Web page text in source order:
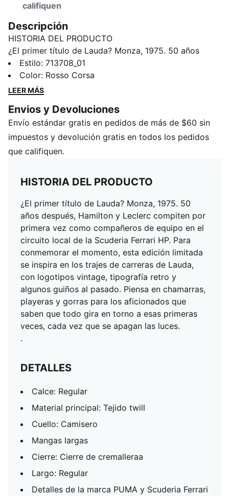
califiquen
Descripción
HISTORIA DEL PRODUCTO
¿El primer título de Lauda? Monza, 1975. 50 años
después, Hamilton y Leclerc compiten por primera vez
como compañeros de equipo en el circuito local de la
Scuderia Ferrari HP. Para conmemorar el momento,
carreras de Lauda, con logotipos vintage, tipografía
retro y algunos guiños al pasado. Piensa en
chamarras, playeras y gorras para los aficionados que
saben que todo gira en torno a esas primeras veces,
Calce: Regular
Material principal: Tejido twill
Cuello: Camisero
Mangas largas
Cierre: Cierre de cremalleraa
Largo: Regular
Detalles de la marca PUMA y Scuderia Ferrari HP
Estilo: 713708_01
Color: Rosso Corsa
LEER MÁS
Envios y Devoluciones
Envío estándar gratis en pedidos de más de $60 sin
impuestos y devolución gratis en todos los pedidos
que califiquen.
HISTORIA DEL PRODUCTO
¿El primer título de Lauda? Monza, 1975. 50
años después, Hamilton y Leclerc compiten por
primera vez como compañeros de equipo en el
circuito local de la Scuderia Ferrari HP. Para
conmemorar el momento, esta edición limitada
se inspira en los trajes de carreras de Lauda,
con logotipos vintage, tipografía retro y
algunos guiños al pasado. Piensa en chamarras,
playeras y gorras para los aficionados que
saben que todo gira en torno a esas primeras
veces, cada vez que se apagan las luces.
.
DETALLES
Calce: Regular
Material principal: Tejido twill
Cuello: Camisero
Mangas largas
Cierre: Cierre de cremalleraa
Largo: Regular
Detalles de la marca PUMA y Scuderia Ferrari